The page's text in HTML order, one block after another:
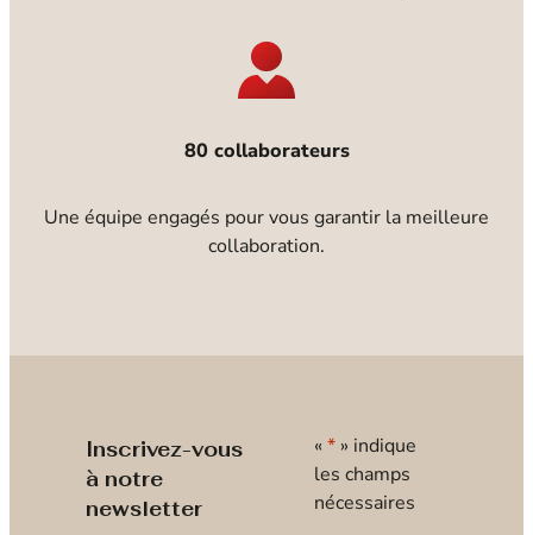
80 collaborateurs
Une équipe engagés pour vous garantir la meilleure
collaboration.
Inscrivez-vous
à notre
newsletter
« * » indique
les champs
nécessaires